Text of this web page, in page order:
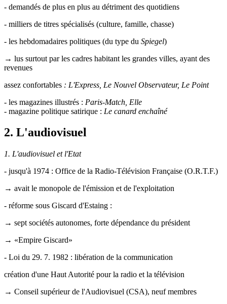
- demandés de plus en plus au détriment des quotidiens
- milliers de titres spécialisés (culture, famille, chasse)
- les hebdomadaires politiques (du type du Spiegel)
→ lus surtout par les cadres habitant les grandes villes, ayant des
revenues
assez confortables : L'Express, Le Nouvel Observateur, Le Point
- les magazines illustrés : Paris-Match, Elle
- magazine politique satirique : Le canard enchaîné
2. L'audiovisuel
1. L'audiovisuel et l'Etat
- jusqu'à 1974 : Office de la Radio-Télévision Française (O.R.T.F.)
→ avait le monopole de l'émission et de l'exploitation
- réforme sous Giscard d'Estaing :
→ sept sociétés autonomes, forte dépendance du président
→ «Empire Giscard»
- Loi du 29. 7. 1982 : libération de la communication
création d'une Haut Autorité pour la radio et la télévision
→ Conseil supérieur de l'Audiovisuel (CSA), neuf membres